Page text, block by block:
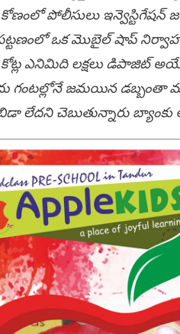
పోలీసులు ఇన్వెస్టిగేషన్
ఒక మొబైల్ షాప్
ఎనిమిది లక్షలు డిపాజిట్
గంటల్లోనే జమయిన
లేదని చెబుతున్నారు బ్యాంకు